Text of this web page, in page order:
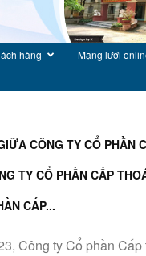
hàng Mạng lưới
CÔNG TY CỔ PHẦN
TY CỔ PHẦN CẤP
CẤP...
Công ty Cổ phần